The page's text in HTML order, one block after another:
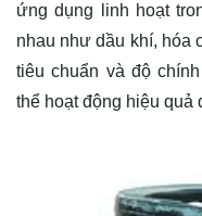
ứng dụng linh hoạt
nhau như dầu khí, hóa
tiêu chuẩn và độ
thể hoạt động hiệu